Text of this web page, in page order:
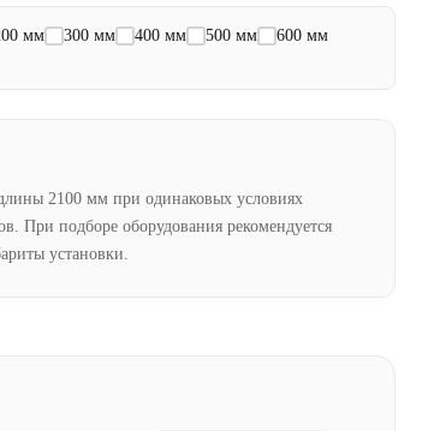
мм 300 мм 400 мм 500 мм 600 мм
2100 мм при одинаковых условиях
При подборе оборудования рекомендуется
установки.